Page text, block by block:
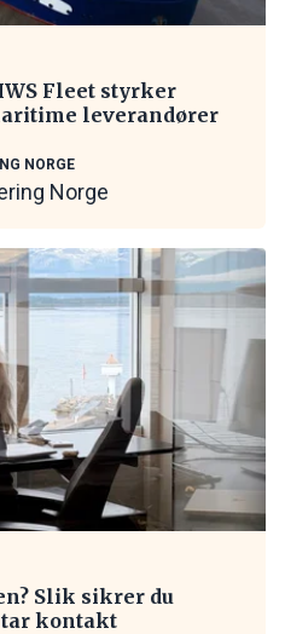
Fleet styrker
leverandører
NORGE
Norge
Slik sikrer du
kontakt